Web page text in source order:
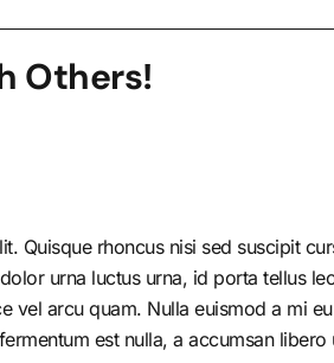
Others!
Quisque rhoncus nisi sed suscipit
urna luctus urna, id porta tellus
vel arcu quam. Nulla euismod a mi
est nulla, a accumsan libero